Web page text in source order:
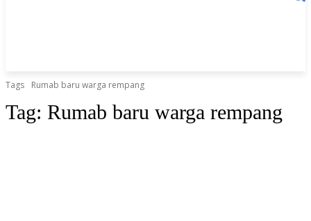
Tags Rumab baru warga rempang
Tag: Rumab baru warga rempang